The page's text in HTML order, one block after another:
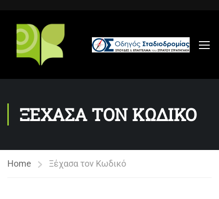
ΞΕΧΑΣΑ ΤΟΝ ΚΩΔΙΚΟ
Home Ξέχασα τον Κωδικό